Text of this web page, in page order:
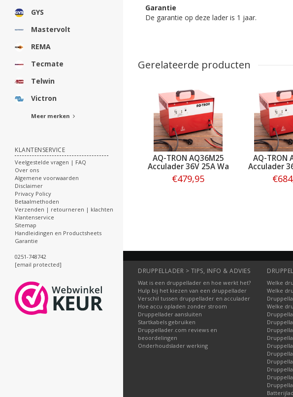
GYS
Mastervolt
REMA
Tecmate
Telwin
Victron
Meer merken
KLANTENSERVICE
Veelgestelde vragen | FAQ
Over ons
Algemene voorwaarden
Disclaimer
Privacy Policy
Betaalmethoden
Verzenden | retourneren | klachten
Klantenservice
Sitemap
Handleidingen en Productsheets
Garantie
0251-748742
[email protected]
Garantie
De garantie op deze lader is 1 jaar.
Gerelateerde producten
AQ-TRON AQ36M25
Acculader 36V 25A Wa
€479,95
AQ-TRON
Acculader
DRUPPELLADER > TIPS, INFO & ADVIES
Wat is een druppellader en hoe werkt het?
Hulp bij het kiezen van een druppellader
Verschil tussen druppellader en acculader
Hoe accu opladen zonder stroom
Druppellader aansluiten
Startkabels gebruiken
Druppellader.com reviews en
beoordelingen
Onderhoudslader werking
Welke
Welke
Welke